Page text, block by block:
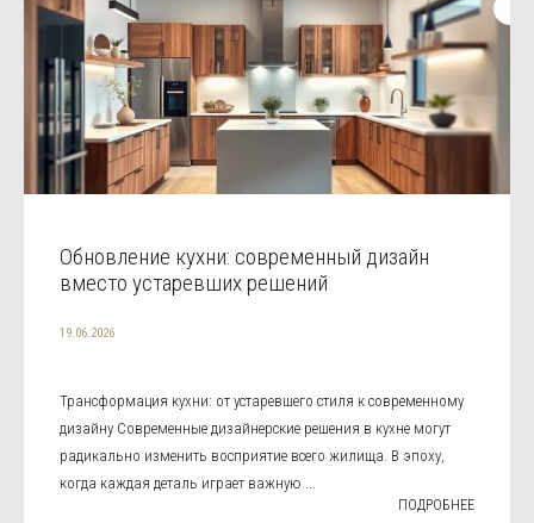
Обновление кухни: современный дизайн
вместо устаревших решений
19.06.2026
Трансформация кухни: от устаревшего стиля к современному
дизайну Современные дизайнерские решения в кухне могут
радикально изменить восприятие всего жилища. В эпоху,
когда каждая деталь играет важную ...
ПОДРОБНЕЕ